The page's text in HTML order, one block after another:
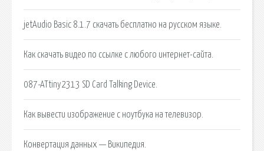
jetAudio Basic 8.1.7 скачать бесплатно на русском языке.
Как скачать видео по ссылке с любого интернет-сайта.
087-ATtiny2313 SD Card Talking Device.
Как вывести изображение с ноутбука на телевизор.
Конвертация данных — Википедия.